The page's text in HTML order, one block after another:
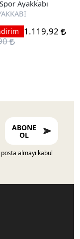
Ayakkabı
1.119,92
ABONE
OL
almayı kabul